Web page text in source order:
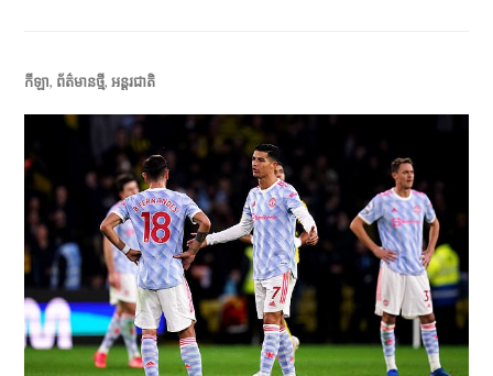
កីឡា, ព័ត៌មានថ្មី,អន្តរជាតិ